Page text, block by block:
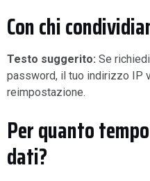
Con chi
Testo suggerito: Se
password, il tuo indirizzo IP
reimpostazione.
Per quanto
dati?